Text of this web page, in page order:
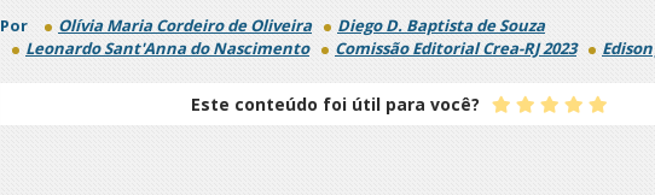
Por Olívia Maria Cordeiro de Oliveira
Diego D. Baptista de Souza
Leonardo Sant'Anna do Nascimento
Comissão Editorial Crea-RJ 2023
Este conteúdo foi útil para você?